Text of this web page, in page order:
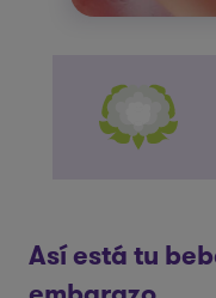
Así está tu